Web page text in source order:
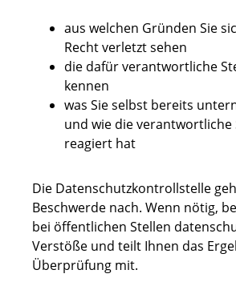
aus welchen Gründen Sie
Recht verletzt sehen
die dafür verantwortliche
kennen
was Sie selbst bereits
und wie die verantwortliche
reagiert hat
Die Datenschutzkontrollstelle
Beschwerde nach. Wenn nötig,
bei öffentlichen Stellen
Verstöße und teilt Ihnen das
Überprüfung mit.